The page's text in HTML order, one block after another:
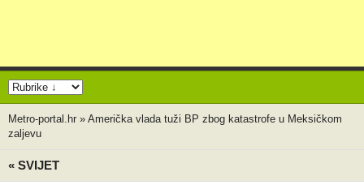
Metro-portal.hr » Američka vlada tuži BP zbog katastrofe u Meksičkom
zaljevu
« SVIJET